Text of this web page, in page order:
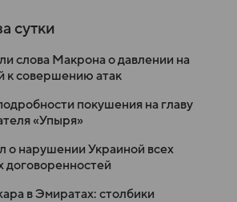
сутки
слова Макрона о давлении на
к совершению атак
покушения на главу
«Упыря»
о нарушении Украиной всех
договоренностей
в Эмиратах: столбики